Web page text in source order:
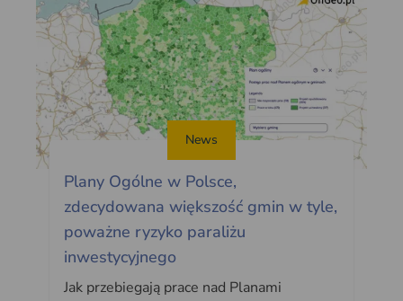
News
Plany Ogólne w Polsce,
zdecydowana większość gmin w tyle,
poważne ryzyko paraliżu
inwestycyjnego
Jak przebiegają prace nad Planami